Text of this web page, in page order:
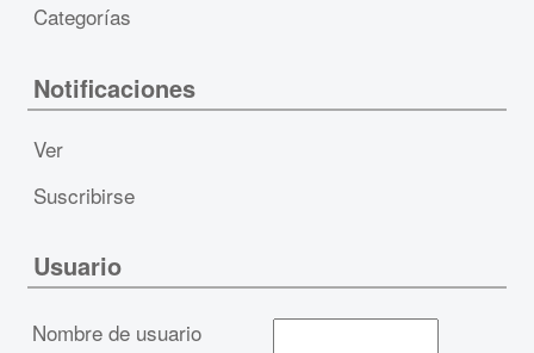
Categorías
Notificaciones
Ver
Suscribirse
Usuario
Nombre de usuario